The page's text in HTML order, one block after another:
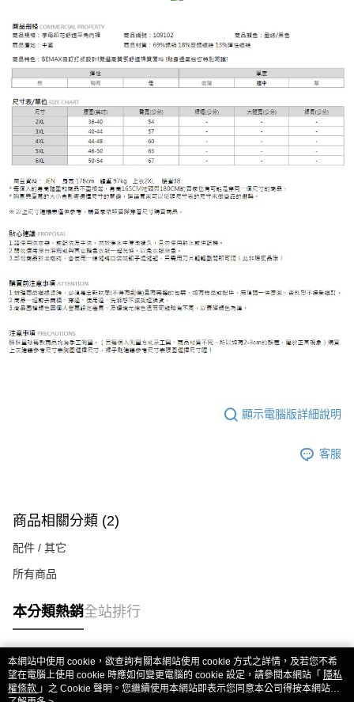
顯示電腦版詳細說明
客服
商品相關分類 (2)
配件 / 其它
所有商品
本分類熱銷全站排行
熱門標籤
本網站中使用 cookie，欲查詢有關本網站使用 cookie 方式之詳情，及若您不希
望在電腦上使用 cookie 時應如何變更電腦的 cookie 設定，請參閱本網站「 隱私
權條款 」之 Cookie 聲明。您繼續使用本網站即表示您同意本公司得按本網站使